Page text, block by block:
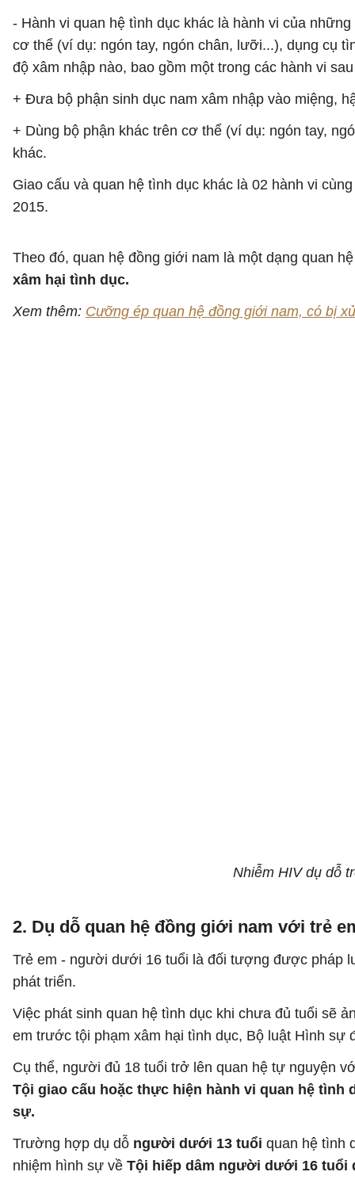
- Hành vi quan hệ tình dục khác là hành vi của
cơ thể (ví dụ: ngón tay, ngón chân, lưỡi...), dụng cụ
độ xâm nhập nào, bao gồm một trong các hành vi
+ Đưa bộ phận sinh dục nam xâm nhập vào miệng,
+ Dùng bộ phận khác trên cơ thể (ví dụ: ngón tay,
khác.
Giao cấu và quan hệ tình dục khác là 02 hành vi
2015.
Theo đó, quan hệ đồng giới nam là một dạng quan
xâm hại tình dục.
Xem thêm: Cưỡng ép quan hệ đồng giới nam, có bị
Nhiễm HIV dụ dỗ
2. Dụ dỗ quan hệ đồng giới nam với trẻ
Trẻ em - người dưới 16 tuổi là đối tượng được pháp
phát triển.
Việc phát sinh quan hệ tình dục khi chưa đủ tuổi sẽ
em trước tội phạm xâm hại tình dục, Bộ luật Hình sự
Cụ thể, người đủ 18 tuổi trở lên quan hệ tự nguyện
Tội giao cấu hoặc thực hiện hành vi quan hệ
sự.
Trường hợp dụ dỗ người dưới 13 tuổi quan hệ tình
nhiệm hình sự về Tội hiếp dâm người dưới 16 tuổi